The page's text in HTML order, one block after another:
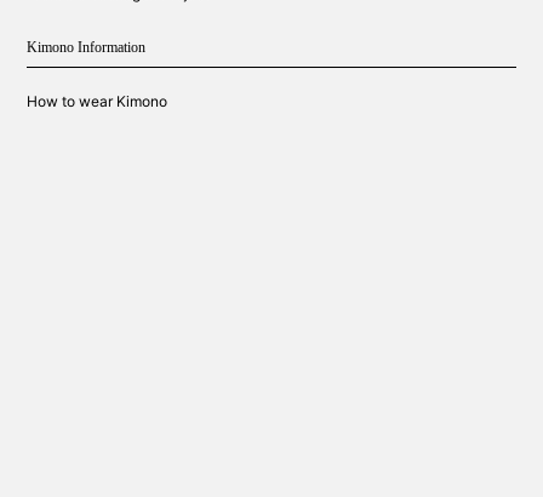
Kimono Information
How to wear Kimono